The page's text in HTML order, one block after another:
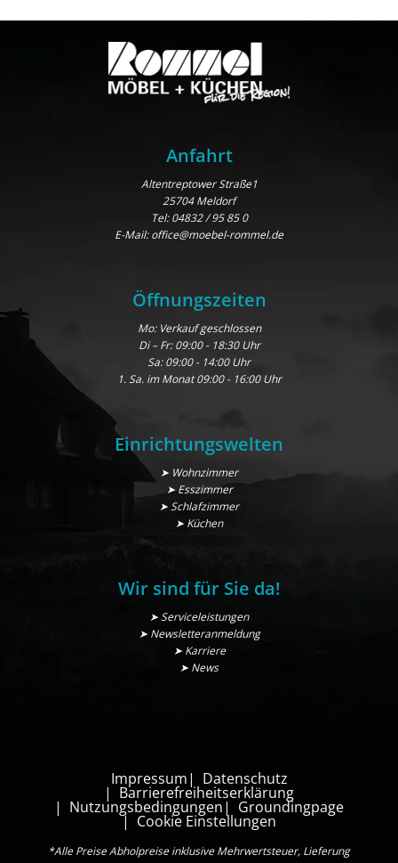
Anfahrt
Altentreptower Straße1
25704 Meldorf
Tel:04832 / 95 85 0
E-Mail:office@moebel-rommel.de
Öffnungszeiten
Mo: Verkauf geschlossen
Di – Fr: 09:00 - 18:30 Uhr
Sa: 09:00 - 14:00 Uhr
1. Sa. im Monat 09:00 - 16:00 Uhr
Einrichtungswelten
➤ Wohnzimmer
➤ Esszimmer
➤ Schlafzimmer
➤ Küchen
Wir sind für Sie da!
➤ Serviceleistungen
➤ Newsletteranmeldung
➤ Karriere
➤ News
Impressum Datenschutz
Barrierefreiheitserklärung
Nutzungsbedingungen Groundingpage
Cookie Einstellungen
*Alle Preise Abholpreise inklusive Mehrwertsteuer, Lieferung